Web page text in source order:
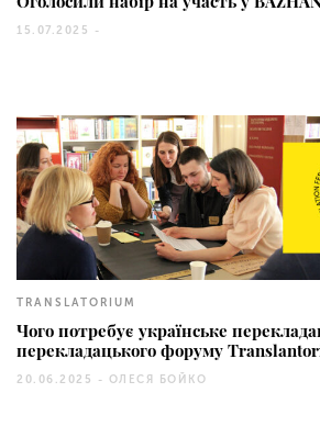
15.07.2025 -
TRANSLATORIUM
Чого потребує українське
перекладацького форуму
20.06.2025 - ОЛЕСЯ БОЙКО